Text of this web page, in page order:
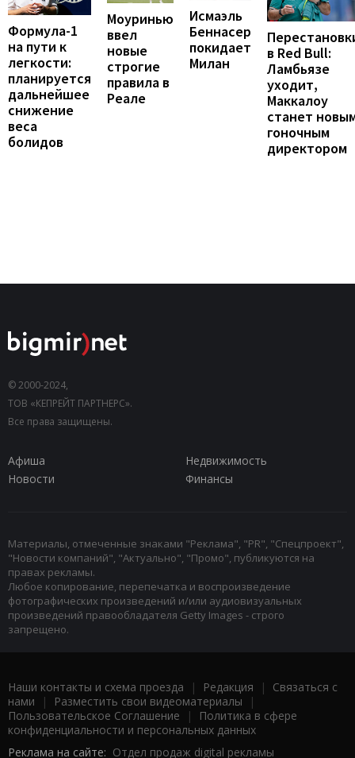
Формула-1
на пути к
легкости:
планируется
дальнейшее
снижение
веса
болидов
Моуринью
ввел
новые
строгие
правила в
Реале
Исмаэль
Беннасер
покидает
Милан
в Red Bull:
Ламбьязе
уходит,
Маккалоу
станет
гоночным
директором
© 2000-2024,
ТОВ «КЕПРЕЙТ ПАРТНЕРС».
Все права защищены.
Афиша
Недвижимость
Новости
Финансы
Материалы, отмеченные знаками "Реклама", "PR", "Спецпроект",
"Новости компаний", "Актуально", "Промо", публикуются на
правах рекламы.
Любое копирование, перепечатка и воспроизведение
фотографических произведений и/или аудиовизуальных
произведений правообладателя Getty Images - строго
запрещено.
Наши контакты и схема проезда | Редакция | Связаться с
нами | Разместить свои видеоматериалы |
Пользовательское Соглашение |
Политика в сфере
конфиденциальности и персональных данных
Реклама на сайте: Отдел продаж digital рекламы